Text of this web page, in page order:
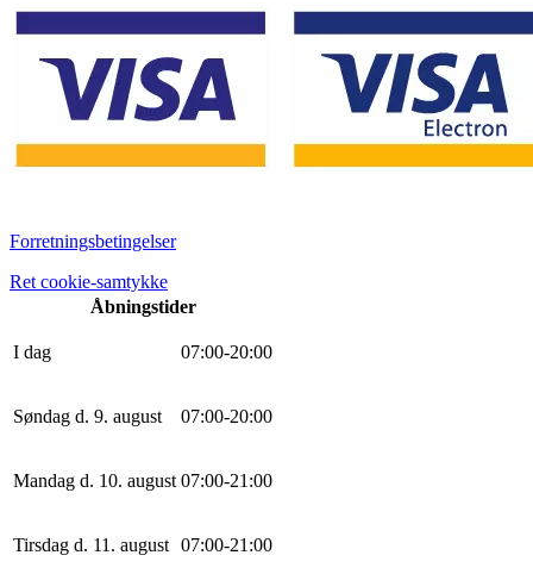
Forretningsbetingelser
Ret cookie-samtykke
Åbningstider
I dag 07:00-20:00
Søndag d. 9. august 07:00-20:00
Mandag d. 10. august 07:00-21 :00
Tirsdag d. 11. august 07:00-21 :00